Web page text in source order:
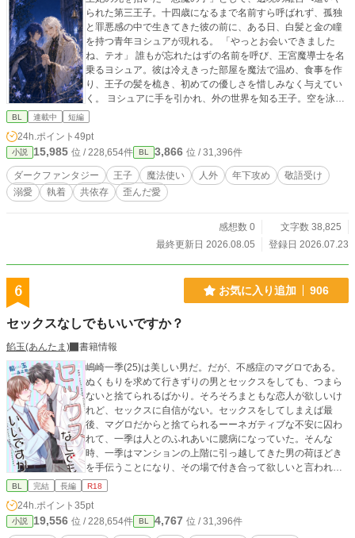
られた第三王子。十四歳になるまで名前すら呼ばれず、孤独
と罪悪感の中で生きてきた彼の前に、ある日、白髪と金の瞳
を持つ青年ヨシュアが現れる。 「やっとお会いできました
ね、テオ」 誰もが忘れたはずの名前を呼び、王宮魔導士を名
乗るヨシュア。彼は冷えきった部屋を魔法で温め、食事を作
り、王子の髪を梳き、初めての優しさを惜しみなく与えてい
く。 ヨシュアに手を引かれ、外の世界を知る王子。空を泳ぐ
魚、星空を駆ける熊、動き出す生垣――荒れ果てた離宮は、
走り、自分の望みを口にする一人の青年へと成長していっ
た。 しかし、城が幸福に満たされるほど、使用人たちの笑顔
はどこか不自然になっていく。ヨシュアはなぜ、失われた王
子の名を知っていたのか。彼が王子へ向ける深い愛情は、本
当にただの優しさなのか。 やがて古い図書室で見つけた一冊
子と呼ばれた王子と、彼を愛する魔法使いの、歪で優しい救
BL 連載中 短編
24h.ポイント 49pt
小説 15,985 位 / 228,654件 BL 3,866 位 / 31,396件
ダークファンタジー 王子 魔法使い 人外 年下攻め
敬語受け
溺愛
執着 共依存 歪んだ愛
感想数 0
文字数 38,825
最終更新日 2026.08.05
登録日 2026.07.23
6 お気に入り追加 906
セックスなしでもいいですか？
餡玉(あんたま)
書籍情報
嶋崎一季(25)は美しい男だ。だが、不感症のマグロである。
ぬくもりを求めて行きずりの男とセックスをしても、つまら
ないと捨てられるばかり。そろそろまともな恋人が欲しいけ
れど、セックスに自信がない。セックスをしてしまえば最
後、マグロだからと捨てられるーーネガティブな不安に囚わ
れて、一季は人とのふれあいに臆病になっていた。そんな
時、一季はマンションの上階に引っ越してきた男の荷ほどき
を手伝うことになり、その場で付き合って欲しいと言われる
が……！？ 童貞イケメン准教授(28)×不感症に悩む美人大学
り、夏の番外編を不定期掲載します！
BL 完結 長編 R18
24h.ポイント 35pt
小説 19,556 位 / 228,654件 BL 4,767 位 / 31,396件